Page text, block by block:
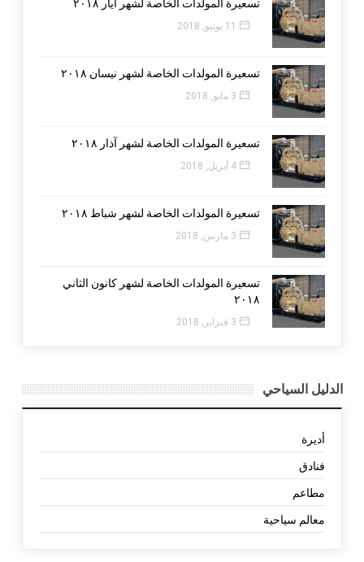
تسعيرة المولدات الخاصة لشهر ايار ٢٠١٨
11 يونيو, 2018
تسعيرة المولدات الخاصة لشهر نيسان ٢٠١٨
3 مايو, 2018
تسعيرة المولدات الخاصة لشهر آذار ٢٠١٨
4 أبريل, 2018
تسعيرة المولدات الخاصة لشهر شباط ٢٠١٨
3 مارس, 2018
تسعيرة المولدات الخاصة لشهر كانون الثاني
٢٠١٨
3 فبراير, 2018
الدليل السياحي
أديرة
فنادق
مطاعم
معالم سياحية